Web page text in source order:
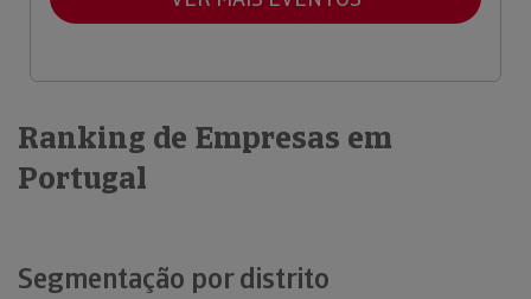
Ranking de Empresas em
Portugal
Segmentação por distrito